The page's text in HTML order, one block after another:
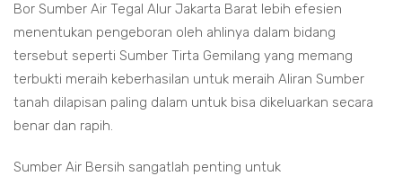
Bor Sumber Air Tegal Alur Jakarta Barat lebih efesien
menentukan pengeboran oleh ahlinya dalam bidang
tersebut seperti Sumber Tirta Gemilang yang memang
terbukti meraih keberhasilan untuk meraih Aliran Sumber
tanah dilapisan paling dalam untuk bisa dikeluarkan secara
benar dan rapih.
Sumber Air Bersih sangatlah penting untuk